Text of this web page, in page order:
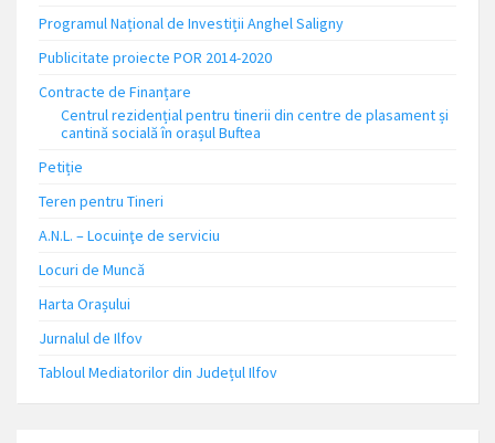
Programul Național de Investiții Anghel Saligny
Publicitate proiecte POR 2014-2020
Contracte de Finanțare
Centrul rezidențial pentru tinerii din centre de plasament și
cantină socială în orașul Buftea
Petiție
Teren pentru Tineri
A.N.L. – Locuinţe de serviciu
Locuri de Muncă
Harta Orașului
Jurnalul de Ilfov
Tabloul Mediatorilor din Județul Ilfov